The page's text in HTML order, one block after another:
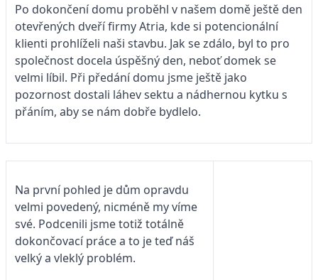
Po dokončení domu proběhl v našem domě ještě den
otevřených dveří firmy Atria, kde si potencionální
klienti prohlíželi naši stavbu. Jak se zdálo, byl to pro
společnost docela úspěšný den, neboť domek se
velmi líbil. Při předání domu jsme ještě jako
pozornost dostali láhev sektu a nádhernou kytku s
přáním, aby se nám dobře bydlelo.
Na první pohled je dům opravdu
velmi povedený, nicméně my víme
své. Podcenili jsme totiž totálně
dokončovací práce a to je teď náš
velký a vleklý problém.